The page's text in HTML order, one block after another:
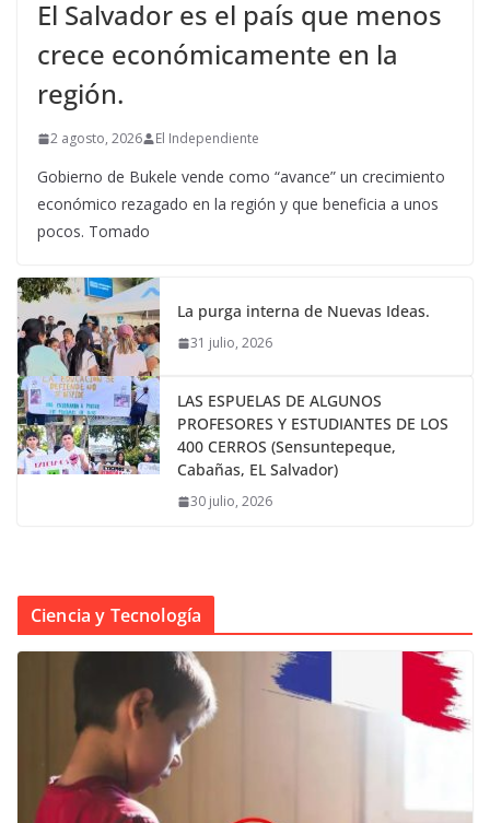
El Salvador es el país que menos
crece económicamente en la
región.
2 agosto, 2026 El Independiente
Gobierno de Bukele vende como “avance” un crecimiento
económico rezagado en la región y que beneficia a unos
pocos. Tomado
La purga interna de Nuevas Ideas.
31 julio, 2026
LAS ESPUELAS DE ALGUNOS
PROFESORES Y ESTUDIANTES DE LOS
400 CERROS (Sensuntepeque,
Cabañas, EL Salvador)
30 julio, 2026
Ciencia y Tecnología